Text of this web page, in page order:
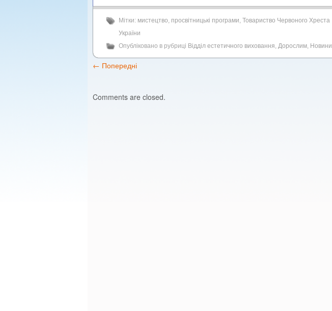
Мітки: мистецтво, просвітницькі програми, Товариство Червоного Хреста
України
Опубліковано в рубриці Відділ естетичного виховання, Дорослим, Новини
← Попередні
Comments are closed.